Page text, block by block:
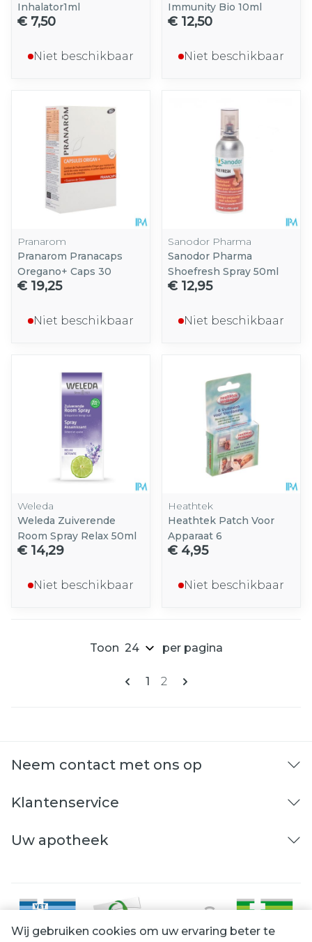
Wij gebruiken cookies om uw ervaring beter te
Inhalator1ml
€ 7,50
Niet beschikbaar
Immunity Bio 10ml
€ 12,50
Niet beschikbaar
Pranarom
Pranarom Pranacaps
Oregano+ Caps 30
€ 19,25
Niet beschikbaar
Sanodor Pharma
Sanodor Pharma
Shoefresh Spray 50ml
€ 12,95
Niet beschikbaar
Weleda
Weleda Zuiverende
Room Spray Relax 50ml
€ 14,29
Niet beschikbaar
Heathtek
Heathtek Patch Voor
Apparaat 6
€ 4,95
Niet beschikbaar
Pagina's
U lees momenteel pagina
1 Pagina
2
Toon per pagina
Neem contact met ons op
Klantenservice
Uw apotheek